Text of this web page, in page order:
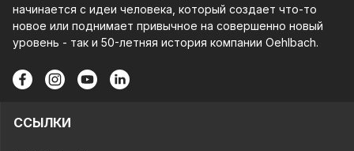
начинается с идеи человека, который создает что-то
новое или поднимает привычное на совершенно новый
уровень - так и 50-летняя история компании Oehlbach.
ССЫЛКИ